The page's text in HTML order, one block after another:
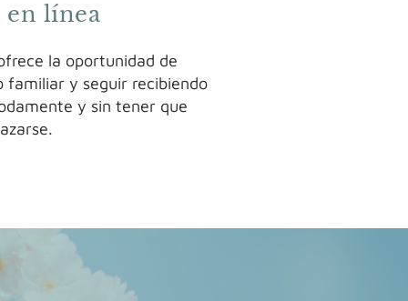
en línea
la oportunidad de
familiar y seguir recibiendo
y sin tener que